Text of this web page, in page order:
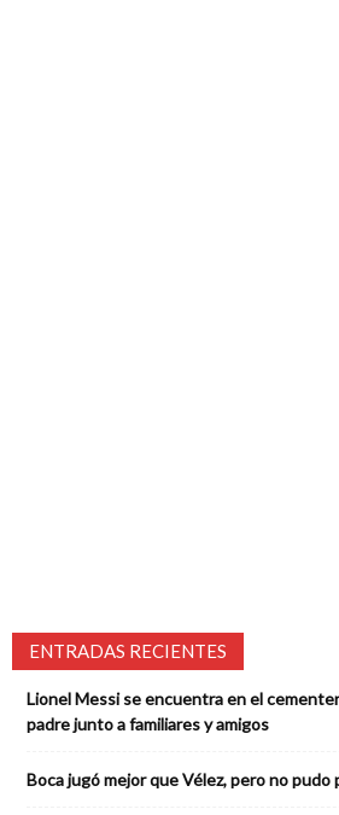
ENTRADAS RECIENTES
Lionel Messi se encuentra en el
padre junto a familiares y amigos
Boca jugó mejor que Vélez, pero no pudo